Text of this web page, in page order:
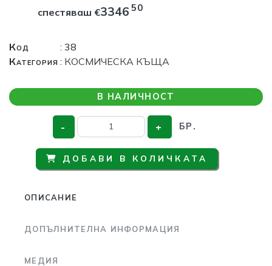
спестяваш €3346 50
Код
: 38
Категория : КОСМИЧЕСКА КЪЩА
В НАЛИЧНОСТ
- + БР.
ДОБАВИ В КОЛИЧКАТА
ОПИСАНИЕ
ДОПЪЛНИТЕЛНА ИНФОРМАЦИЯ
МЕДИЯ